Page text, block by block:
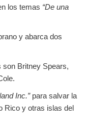
los temas “De una
y abarca dos
son Britney Spears,
Inc.”para salvar la
Rico y otras islas del